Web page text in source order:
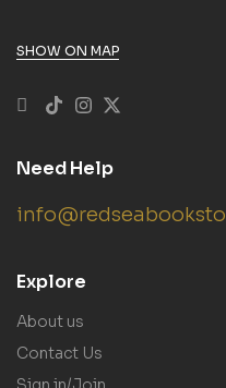
SHOW ON MAP
Need Help
Explore
About us
Contact Us